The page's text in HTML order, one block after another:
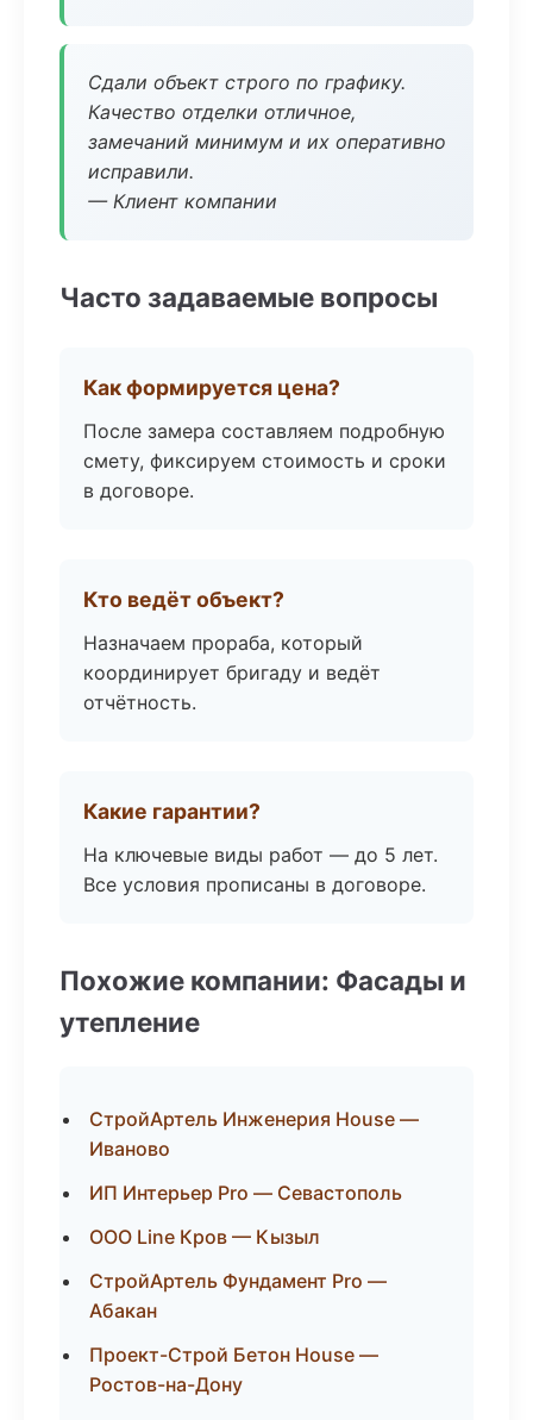
Сдали объект строго по графику.
Качество отделки отличное,
замечаний минимум и их оперативно
исправили.
— Клиент компании
Часто задаваемые вопросы
Как формируется цена?
После замера составляем подробную
смету, фиксируем стоимость и сроки
в договоре.
Кто ведёт объект?
Назначаем прораба, который
координирует бригаду и ведёт
отчётность.
Какие гарантии?
На ключевые виды работ — до 5 лет.
Все условия прописаны в договоре.
Похожие компании: Фасады и
утепление
СтройАртель Инженерия House —
Иваново
ИП Интерьер Pro — Севастополь
ООО Line Кров — Кызыл
СтройАртель Фундамент Pro —
Абакан
Проект-Строй Бетон House —
Ростов-на-Дону